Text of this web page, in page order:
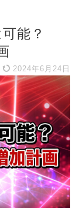
能？
2024年6月24日